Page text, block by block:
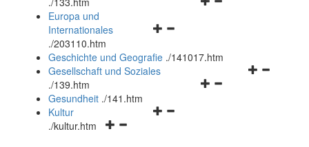
Navigationsmenü
und
schließen
Europa und
Internationales
./203110.htm
Geschichte und Geografie ./141017.htm
Navigationsmenü
Gesellschaft und Soziales
./139.htm
Navigationsmenü
Gesundheit ./141.htm
Navigationsmenü
Kultur
./kultur.htm